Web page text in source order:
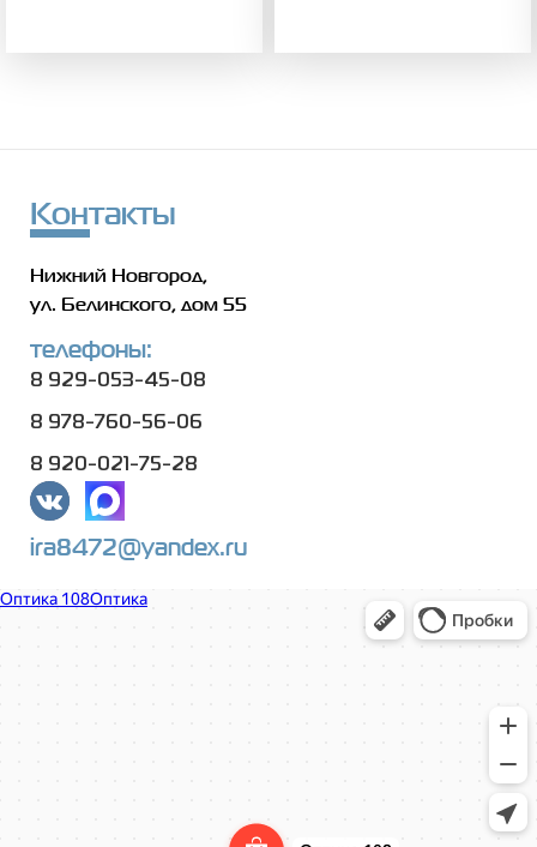
Контакты
Нижний Новгород,
ул. Белинского, дом 55
телефоны:
8 929-053-45-08
8 978-760-56-06
8 920-021-75-28
ira8472@yandex.ru
Оптика 108